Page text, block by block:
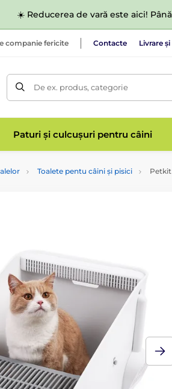
☀️ Reducerea de vară este aici!
companie fericite Contacte Livrare
De ex. produs, categorie
Paturi și culcușuri pentru câini
Toalete pentu câini și pisici